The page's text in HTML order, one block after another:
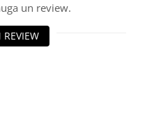
un review.
REVIEW